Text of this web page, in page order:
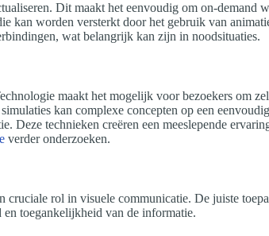
Dit maakt het eenvoudig om on-
worden versterkt door het gebruik van
wat belangrijk kan zijn in noodsituaties.
maakt het mogelijk voor bezoekers om
kan complexe concepten op een
technieken creëren een meeslepende
verder onderzoeken.
rol in visuele communicatie. De juiste
en toegankelijkheid van de informatie.